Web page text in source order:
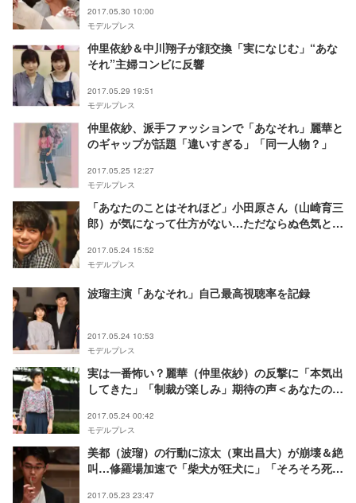
2017.05.30 10:00
モデルプレス
仲里依紗＆中川翔子が顔交換「実になじむ」“あな
それ”主婦コンビに反響
2017.05.29 19:51
モデルプレス
仲里依紗、派手ファッションで「あなそれ」麗華と
のギャップが話題「違いすぎる」「同一人物？」
2017.05.25 12:27
モデルプレス
「あなたのことはそれほど」小田原さん（山崎育三
郎）が気になって仕方がない…ただならぬ色気と意
2017.05.24 15:52
モデルプレス
波瑠主演「あなそれ」自己最高視聴率を記録
2017.05.24 10:53
モデルプレス
実は一番怖い？麗華（仲里依紗）の反撃に「本気出
してきた」「制裁が楽しみ」期待の声＜あなたのこ
2017.05.24 00:42
モデルプレス
美都（波瑠）の行動に涼太（東出昌大）が崩壊＆絶
叫…修羅場加速で「柴犬が狂犬に」「そろそろ死人
2017.05.23 23:47